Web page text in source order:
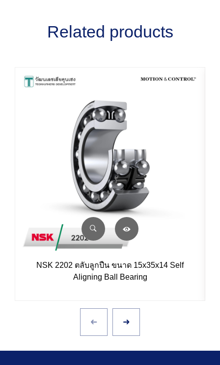
Related products
NSK 2202 ตลับลูกปืน ขนาด 15x35x14 Self
Aligning Ball Bearing